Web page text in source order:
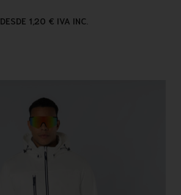
DESDE 1,20 € IVA INC.